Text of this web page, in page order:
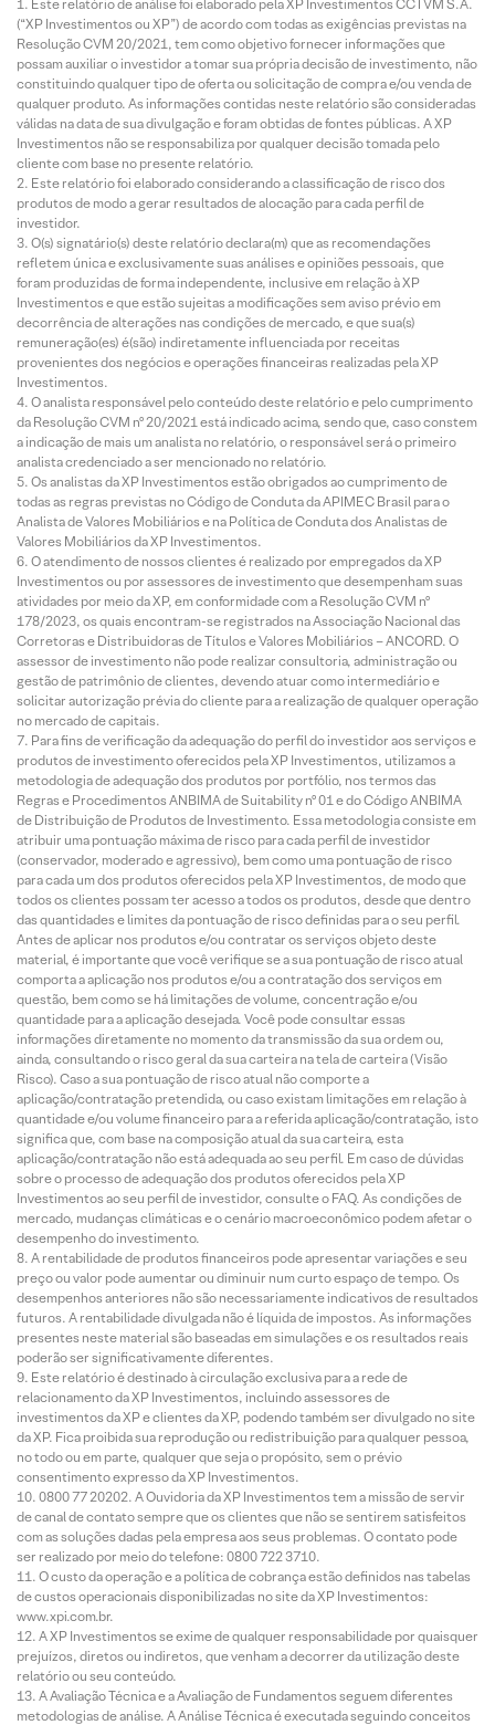
Este relatório de análise foi elaborado pela XP Investimentos CCTVM S.A.
(“XP Investimentos ou XP”) de acordo com todas as exigências previstas na
Resolução CVM 20/2021, tem como objetivo fornecer informações que
possam auxiliar o investidor a tomar sua própria decisão de investimento, não
constituindo qualquer tipo de oferta ou solicitação de compra e/ou venda de
qualquer produto. As informações contidas neste relatório são consideradas
válidas na data de sua divulgação e foram obtidas de fontes públicas. A XP
Investimentos não se responsabiliza por qualquer decisão tomada pelo
cliente com base no presente relatório.
Este relatório foi elaborado considerando a classificação de risco dos
produtos de modo a gerar resultados de alocação para cada perfil de
investidor.
O(s) signatário(s) deste relatório declara(m) que as recomendações
refletem única e exclusivamente suas análises e opiniões pessoais, que
foram produzidas de forma independente, inclusive em relação à XP
Investimentos e que estão sujeitas a modificações sem aviso prévio em
decorrência de alterações nas condições de mercado, e que sua(s)
remuneração(es) é(são) indiretamente influenciada por receitas
provenientes dos negócios e operações financeiras realizadas pela XP
Investimentos.
O analista responsável pelo conteúdo deste relatório e pelo cumprimento
da Resolução CVM nº 20/2021 está indicado acima, sendo que, caso constem
a indicação de mais um analista no relatório, o responsável será o primeiro
analista credenciado a ser mencionado no relatório.
Os analistas da XP Investimentos estão obrigados ao cumprimento de
todas as regras previstas no Código de Conduta da APIMEC Brasil para o
Analista de Valores Mobiliários e na Política de Conduta dos Analistas de
Valores Mobiliários da XP Investimentos.
O atendimento de nossos clientes é realizado por empregados da XP
Investimentos ou por assessores de investimento que desempenham suas
atividades por meio da XP, em conformidade com a Resolução CVM nº
178/2023, os quais encontram-se registrados na Associação Nacional das
Corretoras e Distribuidoras de Títulos e Valores Mobiliários – ANCORD. O
assessor de investimento não pode realizar consultoria, administração ou
gestão de patrimônio de clientes, devendo atuar como intermediário e
solicitar autorização prévia do cliente para a realização de qualquer operação
no mercado de capitais.
Para fins de verificação da adequação do perfil do investidor aos serviços e
produtos de investimento oferecidos pela XP Investimentos, utilizamos a
metodologia de adequação dos produtos por portfólio, nos termos das
Regras e Procedimentos ANBIMA de Suitability nº 01 e do Código ANBIMA
de Distribuição de Produtos de Investimento. Essa metodologia consiste em
atribuir uma pontuação máxima de risco para cada perfil de investidor
(conservador, moderado e agressivo), bem como uma pontuação de risco
para cada um dos produtos oferecidos pela XP Investimentos, de modo que
todos os clientes possam ter acesso a todos os produtos, desde que dentro
das quantidades e limites da pontuação de risco definidas para o seu perfil.
Antes de aplicar nos produtos e/ou contratar os serviços objeto deste
material, é importante que você verifique se a sua pontuação de risco atual
comporta a aplicação nos produtos e/ou a contratação dos serviços em
questão, bem como se há limitações de volume, concentração e/ou
quantidade para a aplicação desejada. Você pode consultar essas
informações diretamente no momento da transmissão da sua ordem ou,
ainda, consultando o risco geral da sua carteira na tela de carteira (Visão
Risco). Caso a sua pontuação de risco atual não comporte a
aplicação/contratação pretendida, ou caso existam limitações em relação à
quantidade e/ou volume financeiro para a referida aplicação/contratação, isto
significa que, com base na composição atual da sua carteira, esta
aplicação/contratação não está adequada ao seu perfil. Em caso de dúvidas
sobre o processo de adequação dos produtos oferecidos pela XP
Investimentos ao seu perfil de investidor, consulte o FAQ. As condições de
mercado, mudanças climáticas e o cenário macroeconômico podem afetar o
desempenho do investimento.
A rentabilidade de produtos financeiros pode apresentar variações e seu
preço ou valor pode aumentar ou diminuir num curto espaço de tempo. Os
desempenhos anteriores não são necessariamente indicativos de resultados
futuros. A rentabilidade divulgada não é líquida de impostos. As informações
presentes neste material são baseadas em simulações e os resultados reais
poderão ser significativamente diferentes.
Este relatório é destinado à circulação exclusiva para a rede de
relacionamento da XP Investimentos, incluindo assessores de
investimentos da XP e clientes da XP, podendo também ser divulgado no site
da XP. Fica proibida sua reprodução ou redistribuição para qualquer pessoa,
no todo ou em parte, qualquer que seja o propósito, sem o prévio
consentimento expresso da XP Investimentos.
0800 77 20202. A Ouvidoria da XP Investimentos tem a missão de servir
de canal de contato sempre que os clientes que não se sentirem satisfeitos
com as soluções dadas pela empresa aos seus problemas. O contato pode
ser realizado por meio do telefone: 0800 722 3710.
O custo da operação e a política de cobrança estão definidos nas tabelas
de custos operacionais disponibilizadas no site da XP Investimentos:
www.xpi.com.br.
A XP Investimentos se exime de qualquer responsabilidade por quaisquer
prejuízos, diretos ou indiretos, que venham a decorrer da utilização deste
relatório ou seu conteúdo.
A Avaliação Técnica e a Avaliação de Fundamentos seguem diferentes
metodologias de análise. A Análise Técnica é executada seguindo conceitos